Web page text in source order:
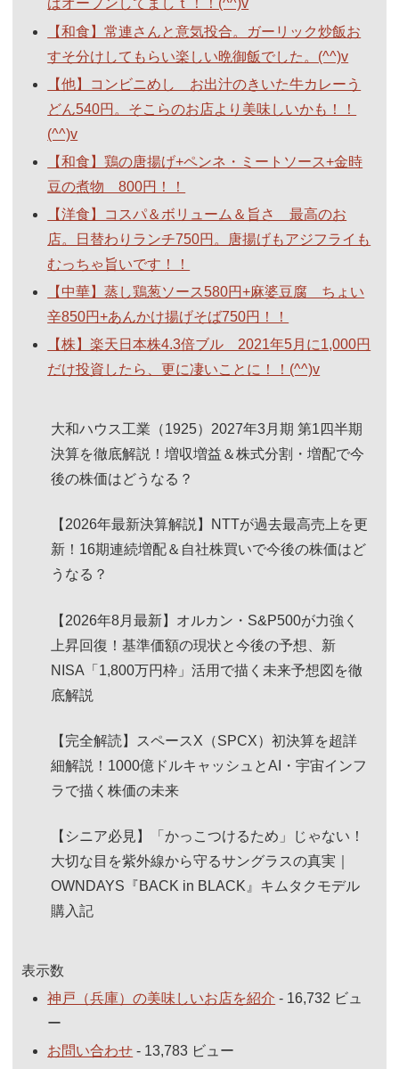
ばオープンしてましｔ！！(^^)v
【和食】常連さんと意気投合。ガーリック炒飯お
すそ分けしてもらい楽しい晩御飯でした。(^^)v
【他】コンビニめし お出汁のきいた牛カレーう
どん540円。そこらのお店より美味しいかも！！
(^^)v
【和食】鶏の唐揚げ+ペンネ・ミートソース+金時
豆の煮物 800円！！
【洋食】コスパ＆ボリューム＆旨さ 最高のお
店。日替わりランチ750円。唐揚げもアジフライも
むっちゃ旨いです！！
【中華】蒸し鶏葱ソース580円+麻婆豆腐 ちょい
辛850円+あんかけ揚げそば750円！！
【株】楽天日本株4.3倍ブル 2021年5月に1,000円
だけ投資したら、更に凄いことに！！(^^)v
大和ハウス工業（1925）2027年3月期 第1四半期
決算を徹底解説！増収増益＆株式分割・増配で今
後の株価はどうなる？
【2026年最新決算解説】NTTが過去最高売上を更
新！16期連続増配＆自社株買いで今後の株価はど
うなる？
【2026年8月最新】オルカン・S&P500が力強く
上昇回復！基準価額の現状と今後の予想、新
NISA「1,800万円枠」活用で描く未来予想図を徹
底解説
【完全解読】スペースX（SPCX）初決算を超詳
細解説！1000億ドルキャッシュとAI・宇宙インフ
ラで描く株価の未来
【シニア必見】「かっこつけるため」じゃない！
大切な目を紫外線から守るサングラスの真実｜
OWNDAYS『BACK in BLACK』キムタクモデル
購入記
表示数
神戸（兵庫）の美味しいお店を紹介 - 16,732 ビュ
ー
お問い合わせ - 13,783 ビュー